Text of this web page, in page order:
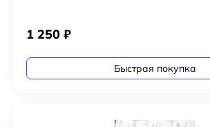
1 250 ₽
Быстрая покупка